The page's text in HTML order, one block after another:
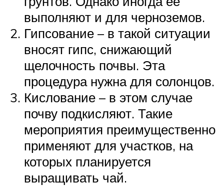
выполняют и для черноземов.
Гипсование – в такой ситуации
вносят гипс, снижающий
щелочность почвы. Эта
процедура нужна для солонцов.
Кислование – в этом случае
почву подкисляют. Такие
мероприятия преимущественно
применяют для участков, на
которых планируется
выращивать чай.